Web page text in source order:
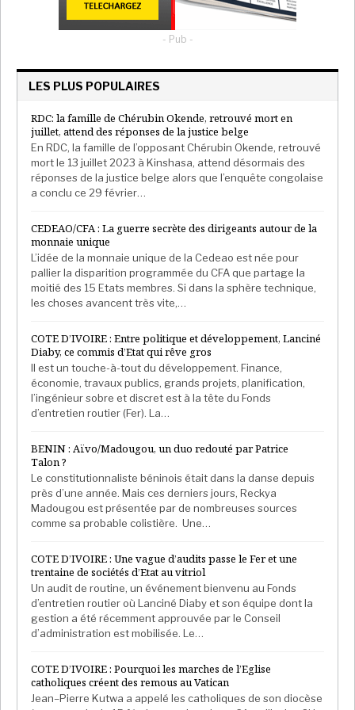
Gabon: l’opposition appelle les militaires à
reprendre le…
au Congrès de Nouvelle-Calédonie, l’instance
législative locale. Elle est dominée par le FLNKS, un
regroupement de quatre partis politiques, qui appelle
« peuple kanak » à
« conclure un combat qui dure
Parti travailliste prône, lui,« une non participation
massive » au référendum, qu’il
non-Kanaks.« Nos militants joueront aux boules ou
iront à la pêche », prévient son leader. En face, les
non-indépendantistes sont majoritaires au Congrès,
le terrain autour de slogans tels que« La France est
une chance »ou« Pour une Nouvelle-Calédonie dans la
France et dans la paix ». En mai, ils ont reçu le soutien
(timide) d’Emmanuel Macron. En visite à Nouméa, le
parti dans ce référendum » mais a affirmé que« la
France serait moins belle sans la Nouvelle-Calédonie »
Les indépendantistes ont-ils leurs chances ?
Elles semblent très minces. Dans une
interactive pour France Télévisions, 66% des
personnes exprimant un choix de vote sur le
référendum déclaraient leur intention deglisser un
bulletin « Non » dans l’urne, quand 34%
De son côté, à partir d’une étude(PDF)menée en
août, l’institut Quidnovi avançait que
- Pub -
LES PLUS POPULAIRES
RDC: la famille de Chérubin Okende, retrouvé mort en
juillet, attend des réponses de la justice belge
En RDC, la famille de l’opposant Chérubin Okende, retrouvé
mort le 13 juillet 2023 à Kinshasa, attend désormais des
réponses de la justice belge alors que l’enquête congolaise
a conclu ce 29 février…
CEDEAO/CFA : La guerre secrète des dirigeants autour de la
monnaie unique
L’idée de la monnaie unique de la Cedeao est née pour
pallier la disparition programmée du CFA que partage la
moitié des 15 Etats membres. Si dans la sphère technique,
les choses avancent très vite,…
COTE D’IVOIRE : Entre politique et développement, Lanciné
Diaby, ce commis d’Etat qui rêve gros
Il est un touche-à-tout du développement. Finance,
économie, travaux publics, grands projets, planification,
l’ingénieur sobre et discret est à la tête du Fonds
d’entretien routier (Fer). La…
BENIN : Aïvo/Madougou, un duo redouté par Patrice
Talon ?
Le constitutionnaliste béninois était dans la danse depuis
près d’une année. Mais ces derniers jours, Reckya
Madougou est présentée par de nombreuses sources
comme sa probable colistière. Une…
COTE D’IVOIRE : Une vague d’audits passe le Fer et une
trentaine de sociétés d’Etat au vitriol
Un audit de routine, un événement bienvenu au Fonds
d’entretien routier où Lanciné Diaby et son équipe dont la
gestion a été récemment approuvée par le Conseil
d’administration est mobilisée. Le…
COTE D’IVOIRE : Pourquoi les marches de l’Eglise
catholiques créent des remous au Vatican
Jean–Pierre Kutwa a appelé les catholiques de son diocèse